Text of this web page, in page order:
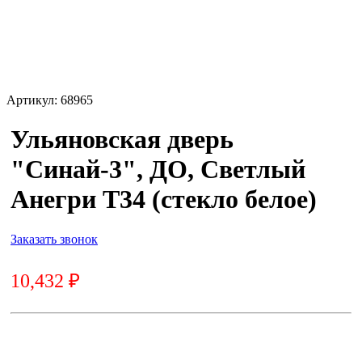
Артикул: 68965
Ульяновская дверь
"Синай-3", ДО, Светлый
Анегри Т34 (стекло белое)
Заказать звонок
10,432 ₽